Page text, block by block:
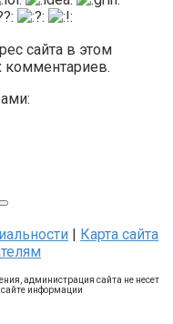
сайта в этом
комментариев.
| Карта сайта
администрация сайта не несет
сайте информации